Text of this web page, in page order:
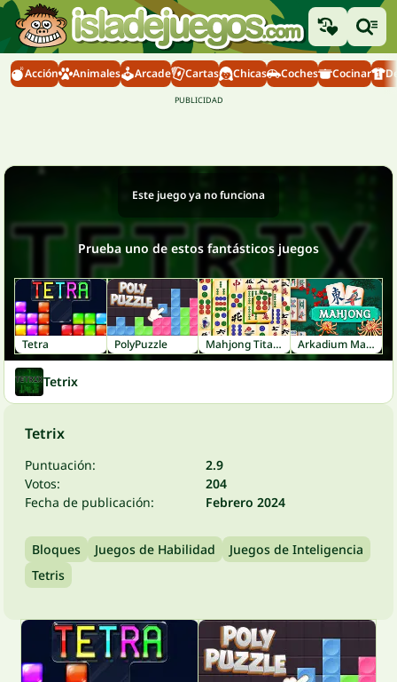
Acción Animales Arcade Cartas Chicas Coches Cocinar
Este juego ya no funciona
Prueba uno de estos fantásticos juegos
Tetra PolyPuzzle Mahjong Titans Arkadium Mahjong
Tetrix
Tetrix
Puntuación:
2.9
Votos:
204
Fecha de publicación:
Febrero 2024
Bloques Juegos de Habilidad
Juegos de Inteligencia
Tetris